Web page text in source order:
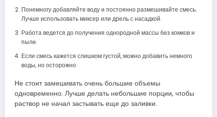
Понемногу добавляйте воду и постоянно размешивайте смесь.
Лучше использовать миксер или дрель с насадкой.
Работа ведется до получения однородной массы без комков и
пыли.
Если смесь кажется слишком густой, можно добавить немного
воды, но осторожно.
Не стоит замешивать очень большие объемы
одновременно. Лучше делать небольшие порции, чтобы
раствор не начал застывать еще до заливки.